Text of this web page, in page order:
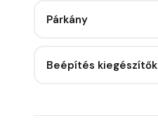
Párkány
Beépítés kiegészítők